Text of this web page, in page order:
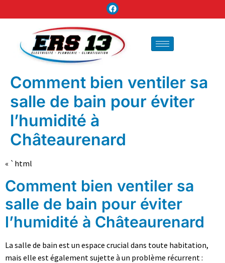
Comment bien ventiler sa
salle de bain pour éviter
l’humidité à
Châteaurenard
« `html
Comment bien ventiler sa
salle de bain pour éviter
l’humidité à Châteaurenard
La salle de bain est un espace crucial dans toute habitation,
mais elle est également sujette à un problème récurrent :